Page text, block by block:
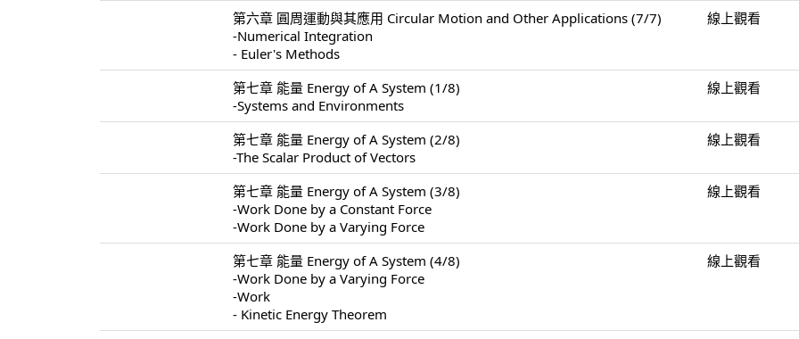
第六章 圓周運動與其應用 Circular Motion and Other Applications (7/7)
-Numerical Integration
- Euler's Methods
線上觀看
第七章 能量 Energy of A System (1/8)
-Systems and Environments
線上觀看
第七章 能量 Energy of A System (2/8)
-The Scalar Product of Vectors
線上觀看
第七章 能量 Energy of A System (3/8)
-Work Done by a Constant Force
-Work Done by a Varying Force
線上觀看
第七章 能量 Energy of A System (4/8)
-Work Done by a Varying Force
-Work
- Kinetic Energy Theorem
線上觀看